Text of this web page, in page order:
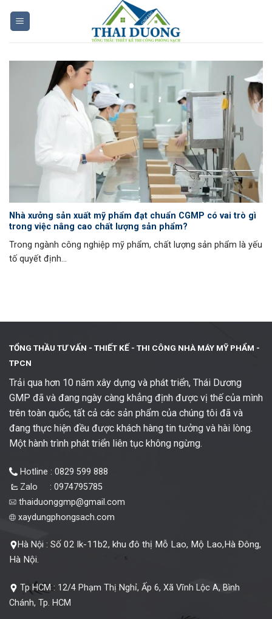
Nhà xưởng sản xuất mỹ phẩm đạt chuẩn CGMP có vai trò gì
trong việc nâng cao chất lượng sản phẩm?
Trong ngành công nghiệp mỹ phẩm, chất lượng sản phẩm là yếu
tố quyết định...
TỔNG THẦU TƯ VẤN - THIẾT KẾ - THI CÔNG NHÀ MÁY MỸ PHẨM -
TPCN
Trải qua hơn 10 năm xây dựng và phát triển, Thái Dương
GMP đã và đang ngày càng khẳng định được vị thế của mình
trên toàn quốc, tất cả các sản phẩm của chúng tôi đã và
đang thực hiện đều được khách hàng tin tưởng và hài lòng.
Một hành trình phát triển liên tục không ngừng.
Hotline : 0829 599 888
Zalo : 0974795785
thaiduonggmp@gmail.com
xaydungphongsach.com
Hà Nội : Số 02 lk-11b2, khu đô thị Mỗ Lao, Mộ Lao,Hà Đông,
Hà Nội.
Tp HCM : 12/4 Phạm Thị Nghỉ, Ấp 6, Xã Vĩnh Lộc A, Bình
Chánh, Tp. HCM